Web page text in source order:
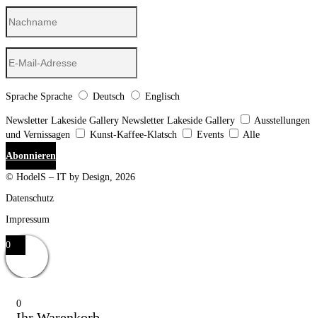
Sprache Sprache Deutsch Englisch
Newsletter Lakeside Gallery Newsletter Lakeside Gallery
Ausstellungen
und Vernissagen
Kunst-Kaffee-Klatsch Events
Alle
Abonnieren
© HodelS – IT by Design, 2026
Datenschutz
Impressum
0
0